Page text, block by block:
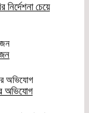
চেয়ে
অভিযোগ